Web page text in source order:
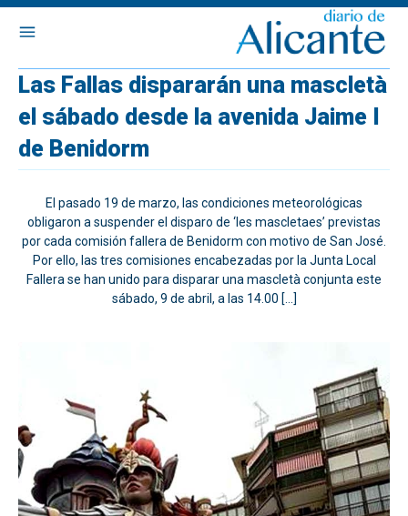
Las Fallas dispararán una mascletà
el sábado desde la avenida Jaime I
de Benidorm
El pasado 19 de marzo, las condiciones meteorológicas
obligaron a suspender el disparo de ‘les mascletaes’ previstas
por cada comisión fallera de Benidorm con motivo de San José.
Por ello, las tres comisiones encabezadas por la Junta Local
Fallera se han unido para disparar una mascletà conjunta este
sábado, 9 de abril, a las 14.00 […]